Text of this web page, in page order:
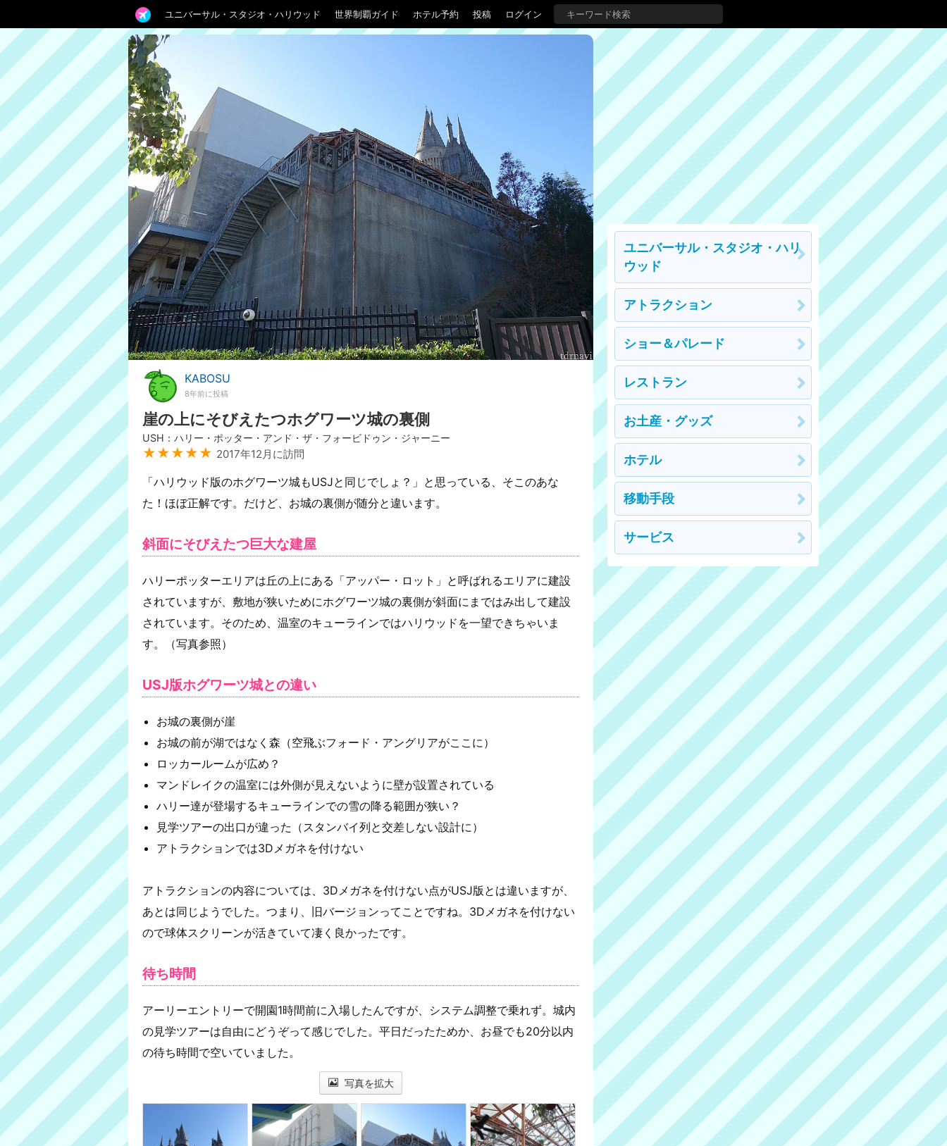
ユニバーサル・スタジオ・ハリウッド 世界制覇ガイド ホテル予約 投稿 ログイン
KABOSU
8年前に投稿
崖の上にそびえたつホグワーツ城の裏側
USH：ハリー・ポッター・アンド・ザ・フォービドゥン・ジャーニー
★★★★★ 2017年12月に訪問
「ハリウッド版のホグワーツ城もUSJと同じでしょ？」と思っている、そこのあな
た！ほぼ正解です。だけど、お城の裏側が随分と違います。
斜面にそびえたつ巨大な建屋
ハリーポッターエリアは丘の上にある「アッパー・ロット」と呼ばれるエリアに建設
されていますが、敷地が狭いためにホグワーツ城の裏側が斜面にまではみ出して建設
されています。そのため、温室のキューラインではハリウッドを一望できちゃいま
す。（写真参照）
USJ版ホグワーツ城との違い
お城の裏側が崖
お城の前が湖ではなく森（空飛ぶフォード・アングリアがここに）
ロッカールームが広め？
マンドレイクの温室には外側が見えないように壁が設置されている
ハリー達が登場するキューラインでの雪の降る範囲が狭い？
見学ツアーの出口が違った（スタンバイ列と交差しない設計に）
アトラクションでは3Dメガネを付けない
アトラクションの内容については、3Dメガネを付けない点がUSJ版とは違いますが、
あとは同じようでした。つまり、旧バージョンってことですね。3Dメガネを付けない
ので球体スクリーンが活きていて凄く良かったです。
待ち時間
アーリーエントリーで開園1時間前に入場したんですが、システム調整で乗れず。城内
の見学ツアーは自由にどうぞって感じでした。平日だったためか、お昼でも20分以内
の待ち時間で空いていました。
写真を拡大
ユニバーサル・スタジオ・ハリ
ウッド
アトラクション
ショー＆パレード
レストラン
お土産・グッズ
ホテル
移動手段
サービス